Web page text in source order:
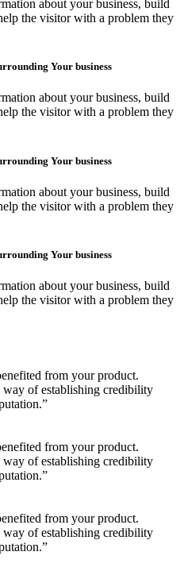
about your business, build
the visitor with a problem they
Your business
about your business, build
the visitor with a problem they
Your business
about your business, build
the visitor with a problem they
Your business
about your business, build
the visitor with a problem they
from your product.
of establishing credibility
from your product.
of establishing credibility
from your product.
of establishing credibility